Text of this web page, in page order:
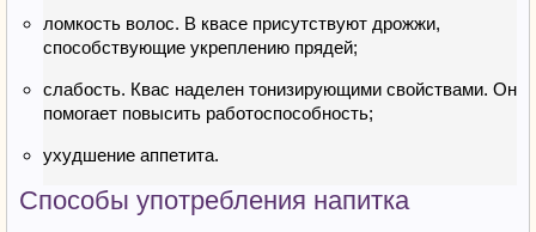
ломкость волос. В квасе присутствуют дрожжи,
способствующие укреплению прядей;
слабость. Квас наделен тонизирующими свойствами. Он
помогает повысить работоспособность;
ухудшение аппетита.
Способы употребления напитка